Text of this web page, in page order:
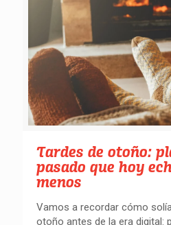
Tardes de otoño:
pasado que hoy
menos
Vamos a recordar cómo
otoño antes de la era digital: